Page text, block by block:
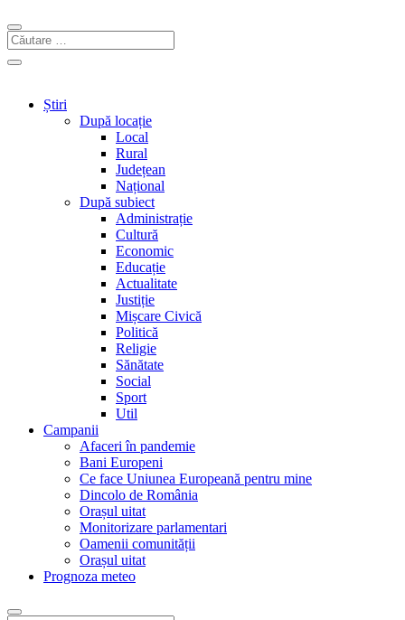
Știri
După locație
Local
Rural
Județean
Național
După subiect
Administrație
Cultură
Economic
Educație
Actualitate
Justiție
Mișcare Civică
Politică
Religie
Sănătate
Social
Sport
Util
Campanii
Afaceri în pandemie
Bani Europeni
Ce face Uniunea Europeană pentru mine
Dincolo de România
Orașul uitat
Monitorizare parlamentari
Oamenii comunității
Orașul uitat
Prognoza meteo